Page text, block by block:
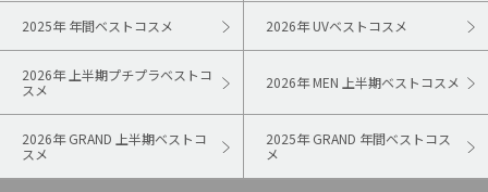
2025年 年間ベストコスメ 2026年 UVベストコスメ
2026年 上半期プチプラベストコ
スメ
2026年 MEN 上半期ベストコスメ
2026年 GRAND 上半期ベストコ
スメ
2025年 GRAND 年間ベストコス
メ